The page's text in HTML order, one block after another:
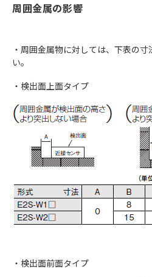
周囲金属の影響
・周囲金属物に対しては、下表の
い。
・検出面上面タイプ
・検出面前面タイプ